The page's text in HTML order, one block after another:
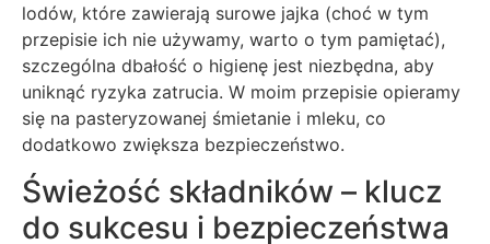
lodów, które zawierają surowe jajka (choć w tym
przepisie ich nie używamy, warto o tym pamiętać),
szczególna dbałość o higienę jest niezbędna, aby
uniknąć ryzyka zatrucia. W moim przepisie opieramy
się na pasteryzowanej śmietanie i mleku, co
dodatkowo zwiększa bezpieczeństwo.
Świeżość składników – klucz
do sukcesu i bezpieczeństwa